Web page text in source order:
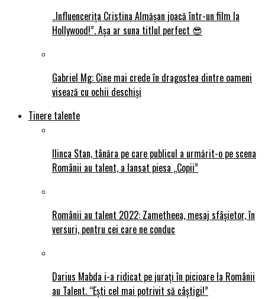
„Influencerița Cristina Almășan joacă într-un film la
Hollywood!”. Așa ar suna titlul perfect 😎
Gabriel Mg: Cine mai crede în dragostea dintre oameni
visează cu ochii deschiși
Tinere talente
Ilinca Stan, tânăra pe care publicul a urmărit-o pe scena
Românii au talent, a lansat piesa „Copii”
Românii au talent 2022: Zametheea, mesaj sfâșietor, în
versuri, pentru cei care ne conduc
Darius Mabda i-a ridicat pe jurați în picioare la Românii
au Talent. “Ești cel mai potrivit să câștigi!”